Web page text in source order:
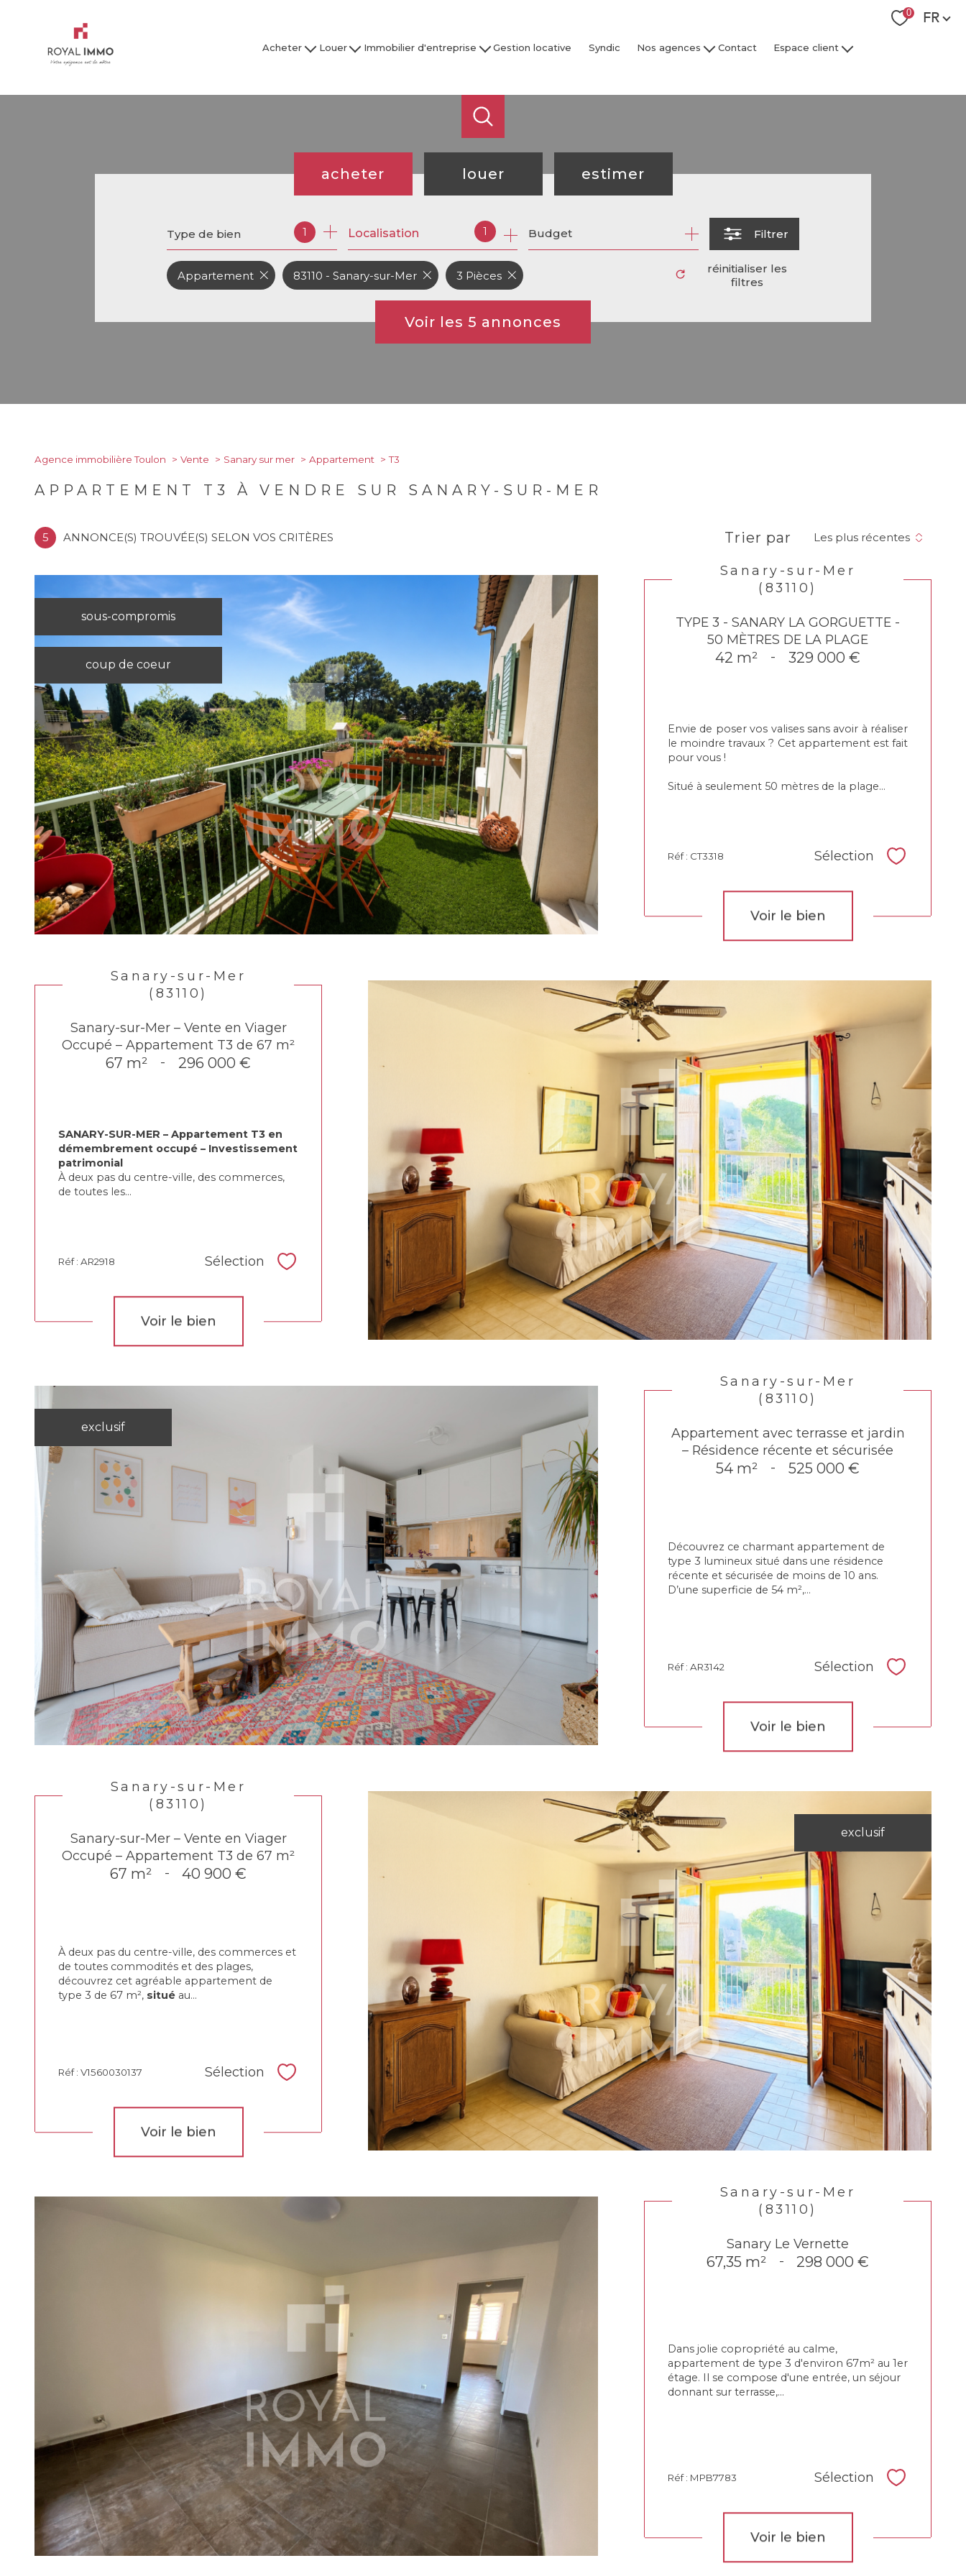
0 FR
Acheter
Appartement
Tous nos biens
Louer
Appartement
Tous nos biens
Immobilier d'entreprise
Louer
Vendre / Faire Gérer
Gestion locative Syndic Nos agences Contact Espace client
Espace Client Gestion Locative
acheter
de l'ancien
de l'immo pro
louer
à l'année
de l'immo pro
estimer
Type de bien 1 1
Localisation Budget Filtrer
Voir les 5 annonces
Appartement 83110 - Sanary-sur-Mer 3 Pièces
réinitialiser les
filtres
Agence immobilière Toulon Vente Sanary sur mer Appartement T3
APPARTEMENT T3 À VENDRE SUR SANARY-SUR-MER
5 ANNONCE(S) TROUVÉE(S) SELON VOS CRITÈRES Trier par Les plus récentes
sous-compromis
coup de coeur
Sanary-sur-Mer
(83110)
TYPE 3 - SANARY LA GORGUETTE -
50 MÈTRES DE LA PLAGE
42 m² - 329 000 €
Envie de poser vos valises sans avoir à réaliser
le moindre travaux ? Cet appartement est fait
pour vous !
Situé à seulement 50 mètres de la plage...
Réf : CT3318 Sélection
Voir le bien
Sanary-sur-Mer
(83110)
Sanary-sur-Mer – Vente en Viager
Occupé – Appartement T3 de 67 m²
67 m² - 296 000 €
SANARY-SUR-MER – Appartement T3 en
démembrement occupé – Investissement
patrimonial
À deux pas du centre-ville, des commerces,
de toutes les...
Réf : AR2918 Sélection Sélectionner
Voir le bien
exclusif
Sanary-sur-Mer
(83110)
Appartement avec terrasse et jardin
– Résidence récente et sécurisée
54 m² - 525 000 €
Découvrez ce charmant appartement de
type 3 lumineux situé dans une résidence
récente et sécurisée de moins de 10 ans.
D’une superficie de 54 m²,...
Réf : AR3142 Sélection
Voir le bien
exclusif
Sanary-sur-Mer
(83110)
Sanary-sur-Mer – Vente en Viager
Occupé – Appartement T3 de 67 m²
67 m² - 40 900 €
À deux pas du centre-ville, des commerces et
de toutes commodités et des plages,
découvrez cet agréable appartement de
type 3 de 67 m², situé au...
Réf : V1560030137 Sélection Sélectionner
Voir le bien
Sanary-sur-Mer
(83110)
Sanary Le Vernette
67,35 m² - 298 000 €
Dans jolie copropriété au calme,
appartement de type 3 d'environ 67m² au 1er
étage. Il se compose d'une entrée, un séjour
donnant sur terrasse,...
Réf : MPB7783 Sélection
Voir le bien